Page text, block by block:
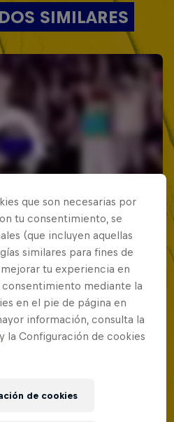
SIMILARES
que son necesarias por
tu consentimiento, se
(que incluyen aquellas
similares para fines de
tu experiencia en
consentimiento mediante la
en el pie de página en
información, consulta la
y la Configuración de cookies
de cookies